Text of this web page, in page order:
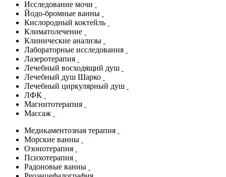
Исследование мочи
Йодо-бромные ванны
Кислородный коктейль
Климатолечение
Клинические анализы
Лабораторные исследования
Лазеротерапия
Лечебный восходящий душ
Лечебный душ Шарко
Лечебный циркулярный душ
ЛФК
Магнитотерапия
Массаж
Медикаментозная терапия
Морские ванны
Озонотерапия
Психотерапия
Радоновые ванны